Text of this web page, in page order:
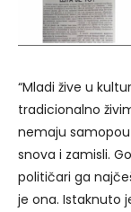
“Mladi žive u
tradicionalno
nemaju
snova i zamisli.
političari ga
je ona. Istaknuto